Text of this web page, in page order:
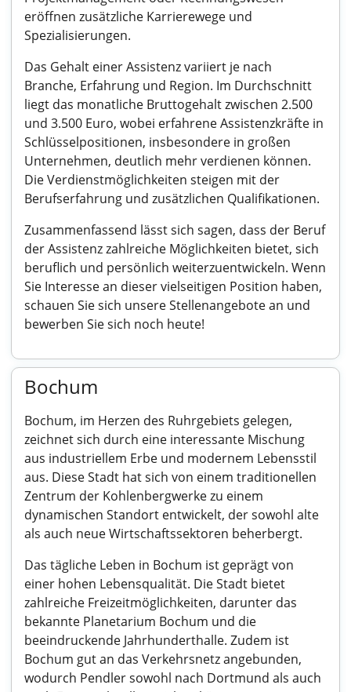
eröffnen zusätzliche Karrierewege und
Spezialisierungen.
Das Gehalt einer Assistenz variiert je nach
Branche, Erfahrung und Region. Im Durchschnitt
liegt das monatliche Bruttogehalt zwischen 2.500
und 3.500 Euro, wobei erfahrene Assistenzkräfte in
Schlüsselpositionen, insbesondere in großen
Unternehmen, deutlich mehr verdienen können.
Die Verdienstmöglichkeiten steigen mit der
Berufserfahrung und zusätzlichen Qualifikationen.
Zusammenfassend lässt sich sagen, dass der Beruf
der Assistenz zahlreiche Möglichkeiten bietet, sich
beruflich und persönlich weiterzuentwickeln. Wenn
Sie Interesse an dieser vielseitigen Position haben,
schauen Sie sich unsere Stellenangebote an und
bewerben Sie sich noch heute!
Bochum
Bochum, im Herzen des Ruhrgebiets gelegen,
zeichnet sich durch eine interessante Mischung
aus industriellem Erbe und modernem Lebensstil
aus. Diese Stadt hat sich von einem traditionellen
Zentrum der Kohlenbergwerke zu einem
dynamischen Standort entwickelt, der sowohl alte
als auch neue Wirtschaftssektoren beherbergt.
Das tägliche Leben in Bochum ist geprägt von
einer hohen Lebensqualität. Die Stadt bietet
zahlreiche Freizeitmöglichkeiten, darunter das
bekannte Planetarium Bochum und die
beeindruckende Jahrhunderthalle. Zudem ist
Bochum gut an das Verkehrsnetz angebunden,
wodurch Pendler sowohl nach Dortmund als auch